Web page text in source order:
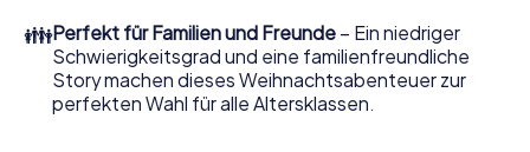
Teambuilding und eine stimmungsvolle
Weihnachtsthematik. Gönnen Sie Ihren Kollegen also
einen unvergesslichen Ausklang des Jahres und planen Sie
unser X-Mas Adventure als Programmpunkt Ihrer
👪Perfekt für Familien und Freunde – Ein niedriger
Schwierigkeitsgrad und eine familienfreundliche
Story machen dieses Weihnachtsabenteuer zur
perfekten Wahl für alle Altersklassen.